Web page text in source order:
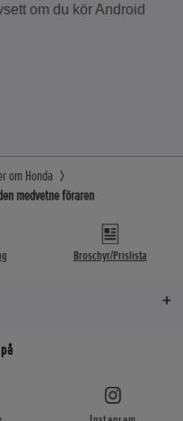
om du kör Android
om Honda
medvetne föraren
Broschyr/Prislista